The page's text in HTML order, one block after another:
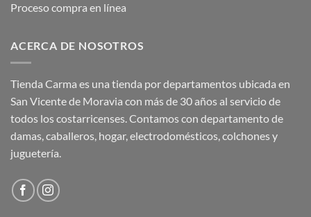
Proceso compra en línea
ACERCA DE NOSOTROS
Tienda Carma es una tienda por departamentos ubicada en
San Vicente de Moravia con más de 30 años al servicio de
todos los costarricenses. Contamos con departamento de
damas, caballeros, hogar, electrodomésticos, colchones y
juguetería.